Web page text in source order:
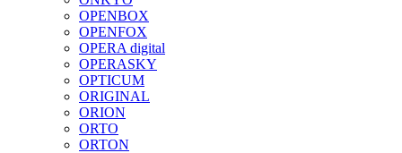
OPENBOX
OPENFOX
OPERA digital
OPERASKY
OPTICUM
ORIGINAL
ORION
ORTO
ORTON